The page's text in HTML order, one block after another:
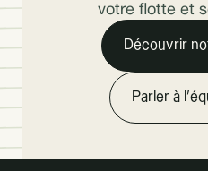
votre flotte et
Découvrir
Parler à